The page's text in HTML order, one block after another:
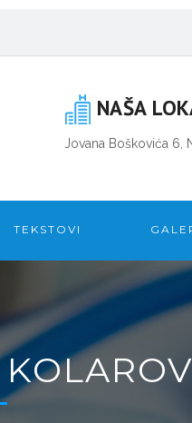
NAŠA
Jovana Boškovića 6,
TEKSTOVI